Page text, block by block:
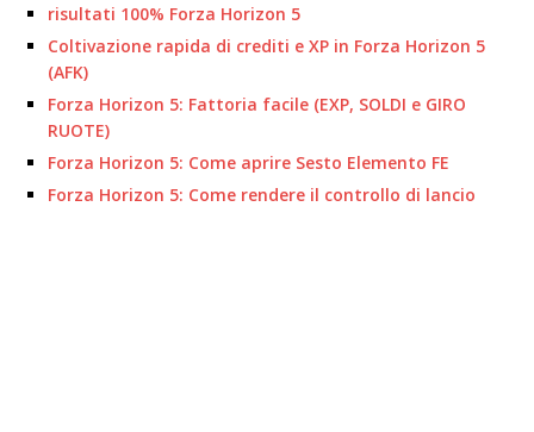
risultati 100% Forza Horizon 5
Coltivazione rapida di crediti e XP in Forza Horizon 5
(AFK)
Forza Horizon 5: Fattoria facile (EXP, SOLDI e GIRO
RUOTE)
Forza Horizon 5: Come aprire Sesto Elemento FE
Forza Horizon 5: Come rendere il controllo di lancio